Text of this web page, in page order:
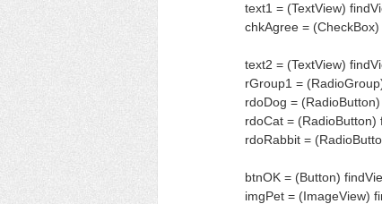
text1 = (TextView)
chkAgree =
text2 = (TextView)
rGroup1 =
rdoDog =
rdoCat = (RadioButton)
rdoRabbit =
btnOK = (Button)
imgPet = (ImageView)